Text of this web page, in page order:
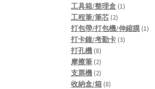
products
工具箱/整理盒 11
工程筆/筆芯 22
products
打包帶/打包機/伸縮膜 11
打卡鐘/考勤卡 33
打孔機 88
products
摩擦筆 22
products
支票機 22
products
收納盒/箱 88